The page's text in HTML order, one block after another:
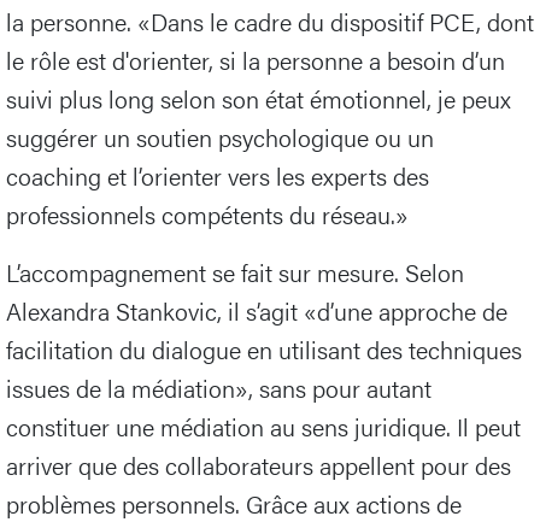
la personne. «Dans le cadre du dispositif PCE, dont
le rôle est d'orienter, si la personne a besoin d’un
suivi plus long selon son état émotionnel, je peux
suggérer un soutien psychologique ou un
coaching et l’orienter vers les experts des
professionnels compétents du réseau.»
L’accompagnement se fait sur mesure. Selon
Alexandra Stankovic, il s’agit «d’une approche de
facilitation du dialogue en utilisant des techniques
issues de la médiation», sans pour autant
constituer une médiation au sens juridique. Il peut
arriver que des collaborateurs appellent pour des
problèmes personnels. Grâce aux actions de